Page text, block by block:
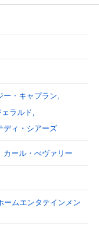
ー・キャプラン
ラルド
ディ・シアーズ
カール・べヴァリー
ームエンタテインメン